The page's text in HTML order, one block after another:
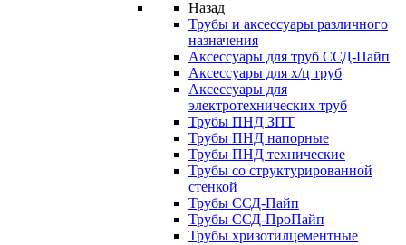
Назад
Трубы и аксессуары различного
назначения
Аксессуары для труб ССД-Пайп
Аксессуары для х/ц труб
Аксессуары для
электротехнических труб
Трубы ПНД ЗПТ
Трубы ПНД напорные
Трубы ПНД технические
Трубы со структурированной
стенкой
Трубы ССД-Пайп
Трубы ССД-ПроПайп
Трубы хризотилцементные